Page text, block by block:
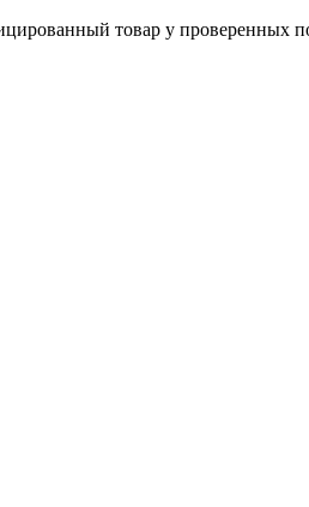
товар у проверенных